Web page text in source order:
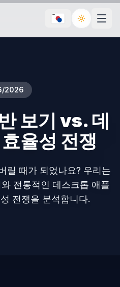
Toggle
2026
보기 vs. 데
율성 전쟁
릴 때가 되었나요? 우리는
전통적인 데스크톱 애플
전쟁을 분석합니다.